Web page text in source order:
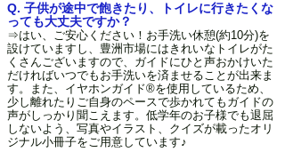
Q. 子供が途中で飽きたり、トイレに行きたくな
っても大丈夫ですか？
⇒はい、ご安心ください！お手洗い休憩(約10分)を
設けていますし、豊洲市場にはきれいなトイレがた
くさんございますので、ガイドにひと声おかけいた
だければいつでもお手洗いを済ませることが出来ま
す。また、イヤホンガイド®を使用しているため、
少し離れたりご自身のペースで歩かれてもガイドの
声がしっかり聞こえます。低学年のお子様でも退屈
しないよう、写真やイラスト、クイズが載ったオリ
ジナル小冊子をご用意しています♪